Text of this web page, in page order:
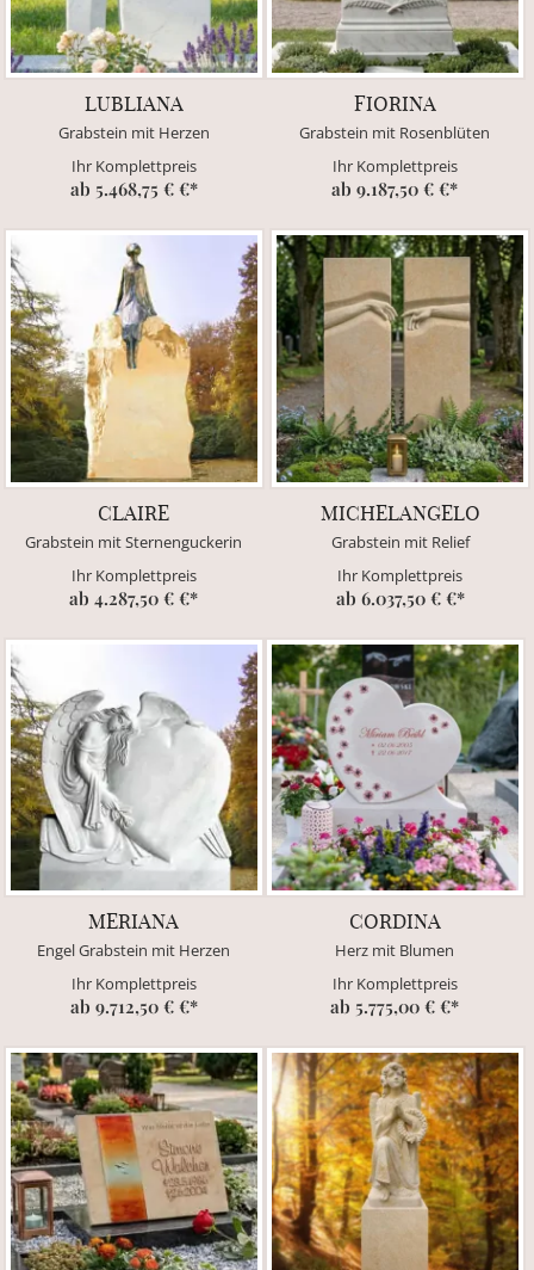
LUBLIANA
Grabstein mit Herzen
Ihr Komplettpreis
ab 5.468,75 € €*
FIORINA
Grabstein mit Rosenblüten
Ihr Komplettpreis
ab 9.187,50 € €*
CLAIRE
Grabstein mit Sternenguckerin
Ihr Komplettpreis
ab 4.287,50 € €*
MICHELANGELO
Grabstein mit Relief
Ihr Komplettpreis
ab 6.037,50 € €*
MERIANA
Engel Grabstein mit Herzen
Ihr Komplettpreis
ab 9.712,50 € €*
CORDINA
Herz mit Blumen
Ihr Komplettpreis
ab 5.775,00 € €*